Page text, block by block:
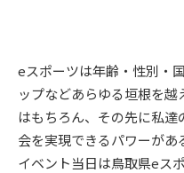
eスポーツは年齢・性別・
ップなどあらゆる垣根を
はもちろん、その先に私
会を実現できるパワーがあ
イベント当日は鳥取県eス